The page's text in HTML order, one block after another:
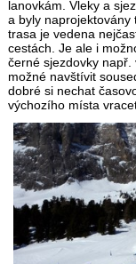
lanovkám. Vleky a
a byly naprojektovány
trasa je vedena
cestách. Je ale i
černé sjezdovky
možné navštívit
dobré si nechat
výchozího místa